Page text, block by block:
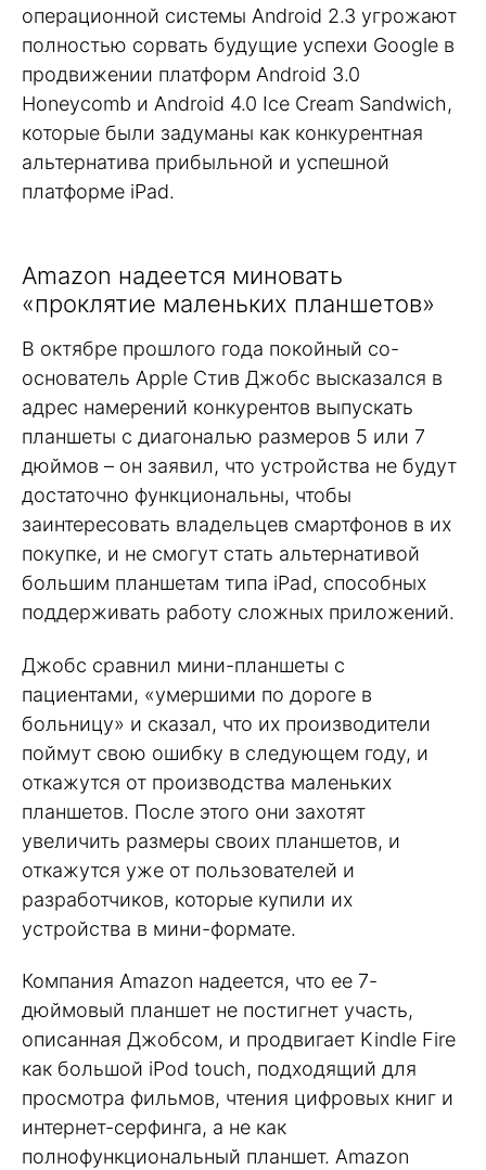
операционной системы Android 2.3 угрожают
полностью сорвать будущие успехи Google в
продвижении платформ Android 3.0
Honeycomb и Android 4.0 Ice Cream Sandwich,
которые были задуманы как конкурентная
альтернатива прибыльной и успешной
платформе iPad.
Amazon надеется миновать
«проклятие маленьких планшетов»
В октябре прошлого года покойный со-
основатель Apple Стив Джобс высказался в
адрес намерений конкурентов выпускать
планшеты с диагональю размеров 5 или 7
дюймов – он заявил, что устройства не будут
достаточно функциональны, чтобы
заинтересовать владельцев смартфонов в их
покупке, и не смогут стать альтернативой
большим планшетам типа iPad, способных
поддерживать работу сложных приложений.
Джобс сравнил мини-планшеты с
пациентами, «умершими по дороге в
больницу» и сказал, что их производители
поймут свою ошибку в следующем году, и
откажутся от производства маленьких
планшетов. После этого они захотят
увеличить размеры своих планшетов, и
откажутся уже от пользователей и
разработчиков, которые купили их
устройства в мини-формате.
Компания Amazon надеется, что ее 7-
дюймовый планшет не постигнет участь,
описанная Джобсом, и продвигает Kindle Fire
как большой iPod touch, подходящий для
просмотра фильмов, чтения цифровых книг и
интернет-серфинга, а не как
полнофункциональный планшет. Amazon